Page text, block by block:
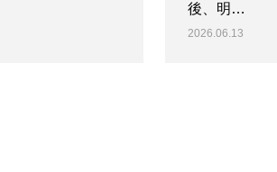
後、明…
2026.06.13